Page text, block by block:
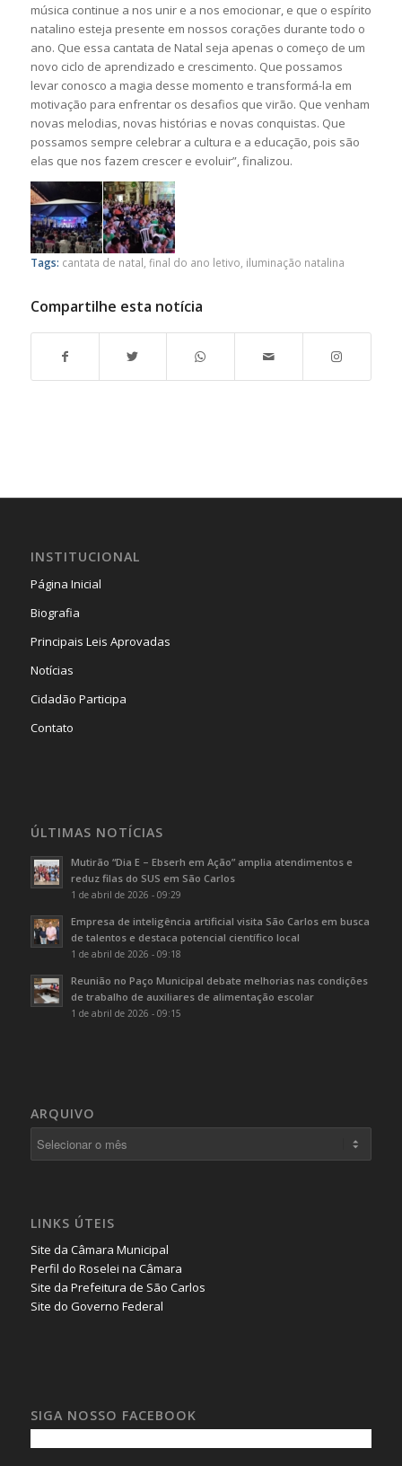
música continue a nos unir e a nos emocionar, e que o espírito
natalino esteja presente em nossos corações durante todo o
ano. Que essa cantata de Natal seja apenas o começo de um
novo ciclo de aprendizado e crescimento. Que possamos
levar conosco a magia desse momento e transformá-la em
motivação para enfrentar os desafios que virão. Que venham
novas melodias, novas histórias e novas conquistas. Que
possamos sempre celebrar a cultura e a educação, pois são
elas que nos fazem crescer e evoluir”, finalizou.
Tags: cantata de natal final do ano letivo iluminação natalina
Compartilhe esta notícia
INSTITUCIONAL
Página Inicial
Biografia
Principais Leis Aprovadas
Notícias
Cidadão Participa
Contato
ÚLTIMAS NOTÍCIAS
Mutirão “Dia E – Ebserh em Ação” amplia atendimentos e
reduz filas do SUS em São Carlos
1 de abril de 2026 - 09:29
Empresa de inteligência artificial visita São Carlos em busca
de talentos e destaca potencial científico local
1 de abril de 2026 - 09:18
Reunião no Paço Municipal debate melhorias nas condições
de trabalho de auxiliares de alimentação escolar
1 de abril de 2026 - 09:15
ARQUIVO
LINKS ÚTEIS
Site da Câmara Municipal
Perfil do Roselei na Câmara
Site da Prefeitura de São Carlos
Site do Governo Federal
SIGA NOSSO FACEBOOK